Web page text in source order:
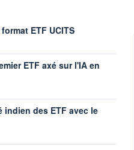
ETF UCITS
ETF axé sur l'IA en
des ETF avec le